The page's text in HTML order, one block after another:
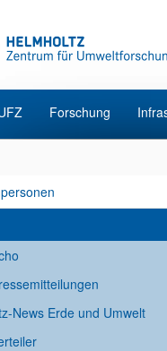
Forschung
News Erde und Umwelt